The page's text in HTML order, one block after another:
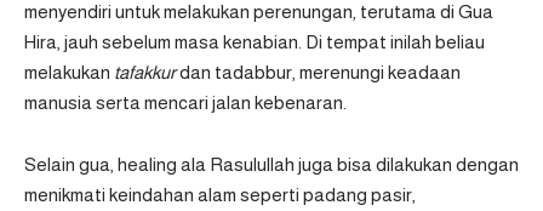
menyendiri untuk melakukan perenungan, terutama di Gua
Hira, jauh sebelum masa kenabian. Di tempat inilah beliau
melakukan tafakkurdan tadabbur, merenungi keadaan
manusia serta mencari jalan kebenaran.
Selain gua, healing ala Rasulullah juga bisa dilakukan dengan
menikmati keindahan alam seperti padang pasir,